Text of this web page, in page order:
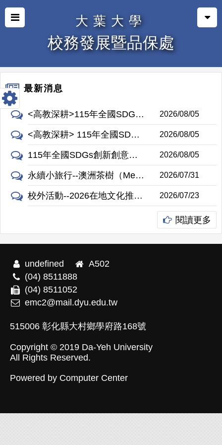
大葉大學
校務發展暨品保處
最新消息
<高教深耕>115年全國SDGs創新創意創業競賽 2026/08/05
<高教深耕> 115年全國SDGs創新創意創業競賽 2026/08/05
115年全國SDGs創新創意創業競賽 2026/08/05
永續小旅行--澳洲茶樹（Melaleuca alternifolia） 2026/07/31
校外活動--2026在地文化推廣與課程活動永續SIG跨校交流活動 2026/07/23
閱讀更多
undefined
A502
(04) 8511888
(04) 8511052
emc2@mail.dyu.edu.tw
515006 彰化縣大村鄉學府路168號
Copyright © 2019 Da-Yeh University
All Rights Reserved.
Powered by Computer Center